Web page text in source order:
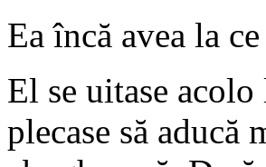
Ea încă avea la
El se uitase
plecase să aducă